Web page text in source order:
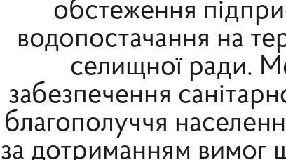
обстеження
водопостачання на
селищної ради.
забезпечення
благополуччя
за дотриманням вимог